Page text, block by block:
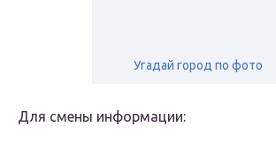
Угадай город по фото
Для смены информации: